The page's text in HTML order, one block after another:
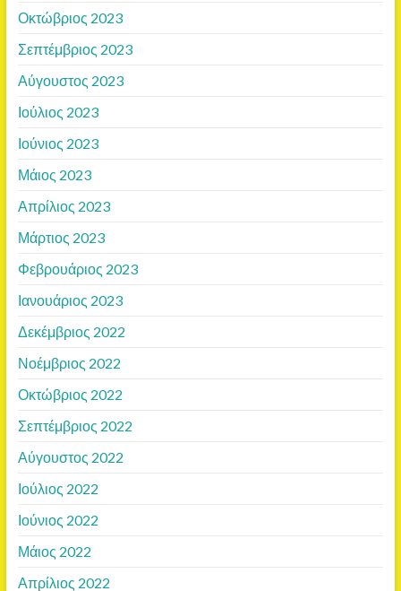
Οκτώβριος 2023
Σεπτέμβριος 2023
Αύγουστος 2023
Ιούλιος 2023
Ιούνιος 2023
Μάιος 2023
Απρίλιος 2023
Μάρτιος 2023
Φεβρουάριος 2023
Ιανουάριος 2023
Δεκέμβριος 2022
Νοέμβριος 2022
Οκτώβριος 2022
Σεπτέμβριος 2022
Αύγουστος 2022
Ιούλιος 2022
Ιούνιος 2022
Μάιος 2022
Απρίλιος 2022